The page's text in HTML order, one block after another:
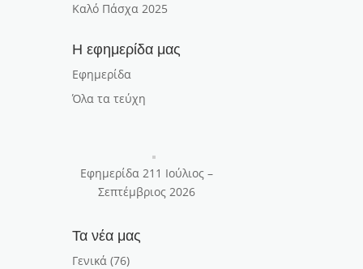
Καλό Πάσχα 2025
Η εφημερίδα μας
Εφημερίδα
Όλα τα τεύχη
Εφημερίδα 211 Ιούλιος –
Σεπτέμβριος 2026
Τα νέα μας
Γενικά (76)